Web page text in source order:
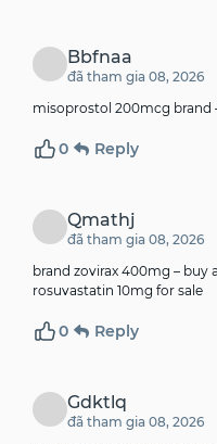
Bbfnaa
đã tham gia 08, 2026
misoprostol 200mcg brand
0 Reply
Qmathj
đã tham gia 08, 2026
brand zovirax 400mg – buy
rosuvastatin 10mg for sale
0 Reply
Gdktlq
đã tham gia 08, 2026